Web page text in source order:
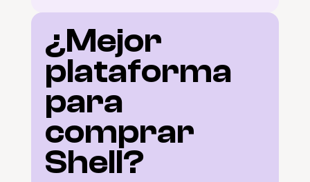
¿Mejor
plataforma
para
comprar
Shell?